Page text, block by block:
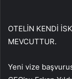
OTELİN KENDİ
MEVCUTTUR.
Yeni vize